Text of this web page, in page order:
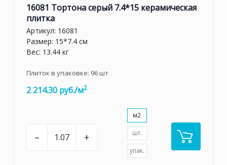
16081 Тортона серый 7.4*15 керамическая
плитка
Артикул: 16081
Размер: 15*7.4 см
Вес: 13.44 кг
Плиток в упаковке: 96шт
2 214.30 руб./м2
– +
м2
шт.
упак.